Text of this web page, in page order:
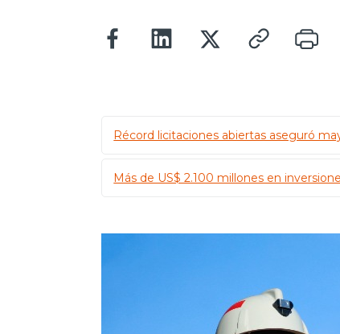
Récord licitaciones abiertas aseguró
Más de US$ 2.100 millones en